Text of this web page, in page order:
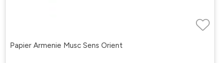
Papier Armenie Musc Sens Orient